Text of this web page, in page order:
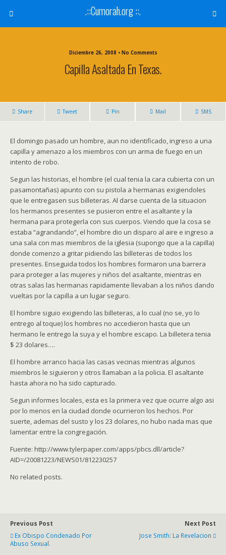
.::Cumorah.org ::.
Diciembre 26, 2008 • No Comments
Capilla Asaltada En Texas.
Share Tweet Pin Mail SMS
El domingo pasado un hombre, aun no identificado, ingreso a una
capilla y amenazo a los miembros con un arma de fuego en un
intento de robo.
Segun las historias, el hombre (el cual tenia la cara cubierta con un
pasamontañas) apunto con su pistola a hermanas exigiendoles
que le entregasen sus billeteras. Al darse cuenta de la situacion
los hermanos presentes se pusieron entre el asaltante y la
hermana para protegerla con sus cuerpos. Viendo que la cosa se
estaba “agrandando”, el hombre dio un disparo al aire e ingreso a
una sala con mas miembros de la iglesia (supongo que a la capilla)
donde comenzo a gritar pidiendo las billeteras de todos los
presentes. Enseguida todos los hombres formaron una barrera
para proteger a las mujeres y niños del asaltante, mientras en
otras salas las hermanas rapidamente llevaban a los niños dando
vueltas por la capilla a un lugar seguro.
El hombre siguio exigiendo las billeteras, a lo cual (no se, yo lo
entrego al toque) los hombres no accedieron hasta que un
hermano le entrego la suya y el hombre escapo. La billetera tenia
$ 23 dolares….
El hombre arranco hacia las casas vecinas mientras algunos
miembros le siguieron y otros llamaban a la policia. El asaltante
hasta ahora no ha sido capturado.
Segun informes locales, esta es la primera vez que ocurre algo asi
por lo menos en la ciudad donde ocurrieron los hechos. Por
suerte, ademas del susto y los 23 dolares, no hubo nada mas que
lamentar entre la congregación.
Fuente: http://www.tylerpaper.com/apps/pbcs.dll/article?
AID=/20081223/NEWS01/812230257
No related posts.
Previous Post
Ex Obispo Condenado Por
Abuso Sexual.
Next Post
Jose Smith: La Revelacion